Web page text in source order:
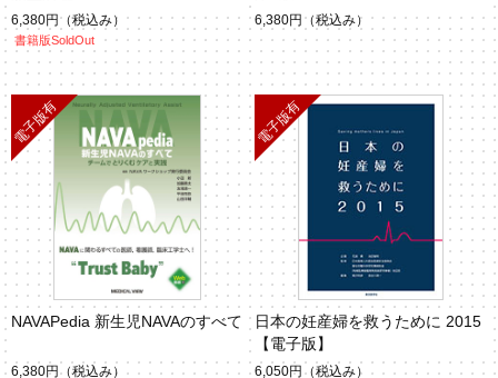
6,380円 （税込み）
書籍版SoldOut
6,380円 （税込み）
NAVAPedia 新生児NAVAのすべて
6,380円 （税込み）
日本の妊産婦を救うために 2015
【電子版】
6,050円 （税込み）